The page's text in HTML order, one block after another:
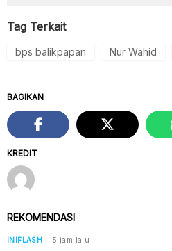
Tag Terkait
bps balikpapan Nur Wahid
KREDIT
BAGIKAN
REKOMENDASI
INIFLASH 5 jam lalu